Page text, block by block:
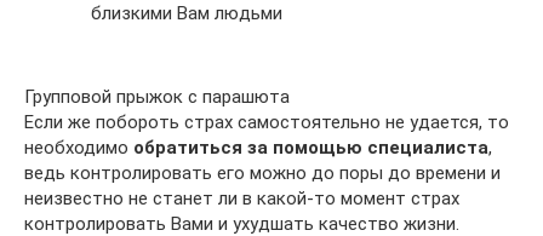
близкими Вам людьми
Групповой прыжок с парашюта
Если же побороть страх самостоятельно не удается, то
необходимо обратиться за помощью специалиста,
ведь контролировать его можно до поры до времени и
неизвестно не станет ли в какой-то момент страх
контролировать Вами и ухудшать качество жизни.